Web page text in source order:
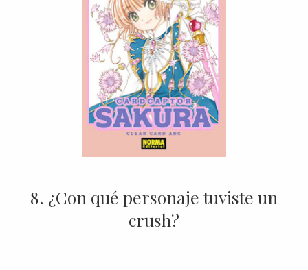
8. ¿Con qué personaje tuviste un
crush?